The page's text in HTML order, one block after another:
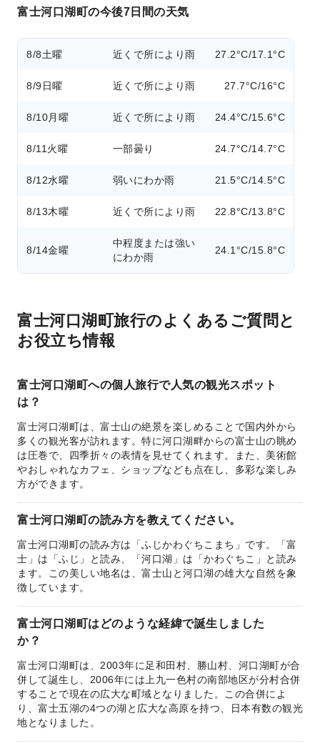
富士河口湖町の今後7日間の天気
8/8土曜 近くで所により雨 27.2°C/17.1°C
8/9日曜 近くで所により雨 27.7°C/16°C
8/10月曜 近くで所により雨 24.4°C/15.6°C
8/11 火曜 一部曇り 24.7°C/14.7°C
8/12水曜 弱いにわか雨 21.5°C/14.5°C
8/13木曜 近くで所により雨 22.8°C/13.8°C
8/14金曜
中程度または強い
にわか雨
24.1°C/15.8°C
富士河口湖町旅行のよくあるご質問と
お役立ち情報
富士河口湖町への個人旅行で人気の観光スポット
は？
富士河口湖町は、富士山の絶景を楽しめることで国内外から
多くの観光客が訪れます。特に河口湖畔からの富士山の眺め
は圧巻で、四季折々の表情を見せてくれます。また、美術館
やおしゃれなカフェ、ショップなども点在し、多彩な楽しみ
方ができます。
富士河口湖町の読み方を教えてください。
富士河口湖町の読み方は「ふじかわぐちこまち」です。「富
士」は「ふじ」と読み、「河口湖」は「かわぐちこ」と読み
ます。この美しい地名は、富士山と河口湖の雄大な自然を象
徴しています。
富士河口湖町はどのような経緯で誕生しました
か？
富士河口湖町は、2003年に足和田村、勝山村、河口湖町が合
併して誕生し、2006年には上九一色村の南部地区が分村合併
することで現在の広大な町域となりました。この合併によ
り、富士五湖の4つの湖と広大な高原を持つ、日本有数の観光
地となりました。